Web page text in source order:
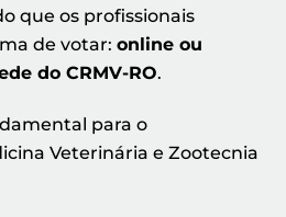
que os profissionais
de votar:online ou
do CRMV-RO.
para o
Veterinária e Zootecnia